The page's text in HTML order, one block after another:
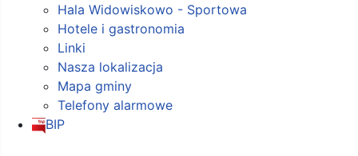
Hala Widowiskowo - Sportowa
Hotele i gastronomia
Linki
Nasza lokalizacja
Mapa gminy
Telefony alarmowe
BIP